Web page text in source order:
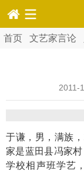
首页 文艺家言论
2011-
于谦，男，满族
家是蓝田县冯家
学校相声班学艺